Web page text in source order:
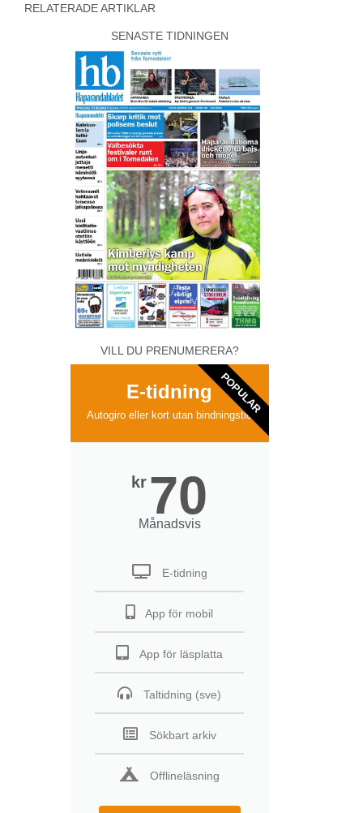
RELATERADE ARTIKLAR
SENASTE TIDNINGEN
VILL DU PRENUMERERA?
E-tidning
Autogiro eller kort utan bindningstid
kr 70
Månadsvis
E-tidning
App för mobil
App för läsplatta
Taltidning (sve)
Sökbart arkiv
Offlineläsning
POPULAR